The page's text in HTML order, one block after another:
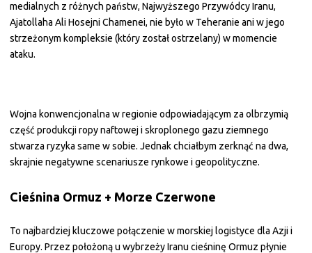
medialnych z różnych państw, Najwyższego Przywódcy Iranu,
Ajatollaha Ali Hosejni Chamenei, nie było w Teheranie ani w jego
strzeżonym kompleksie (który został ostrzelany) w momencie
ataku.
Wojna konwencjonalna w regionie odpowiadającym za olbrzymią
część produkcji ropy naftowej i skroplonego gazu ziemnego
stwarza ryzyka same w sobie. Jednak chciałbym zerknąć na dwa,
skrajnie negatywne scenariusze rynkowe i geopolityczne.
Cieśnina Ormuz + Morze Czerwone
To najbardziej kluczowe połączenie w morskiej logistyce dla Azji i
Europy. Przez położoną u wybrzeży Iranu cieśninę Ormuz płynie